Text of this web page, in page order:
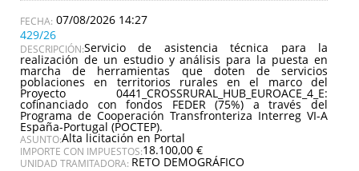
07/08/2026 14:27
429/26
DESCRIPCIÓN:Servicio de asistencia técnica para la
realización de un estudio y análisis para la puesta en
marcha de herramientas que doten de servicios
poblaciones en territorios rurales en el marco del
Proyecto 0441_CROSSRURAL_HUB_EUROACE_4_E:
cofinanciado con fondos FEDER (75%) a través del
Programa de Cooperación Transfronteriza Interreg VI-A
España-Portugal (POCTEP).
ASUNTO:Alta licitación en Portal
IMPORTE CON IMPUESTOS:18.100,00 €
UNIDAD TRAMITADORA: RETO DEMOGRÁFICO